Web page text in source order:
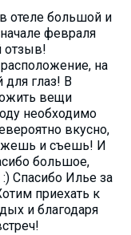
отеле большой и
февраля
отзыв!
на
для глаз! В
вещи
необходимо
вкусно,
и съешь! И
большое,
:) Спасибо Илье за
приехать к
и благодаря